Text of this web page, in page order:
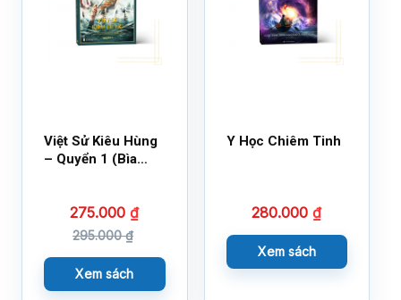
Việt Sử Kiêu Hùng
– Quyển 1 (Bìa
275.000₫
295.000₫
Xem sách
Y Học Chiêm Tinh
280.000₫
Xem sách